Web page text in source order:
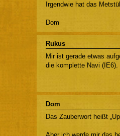
Irgendwie hat das
Dom
Rukus
Mir ist gerade etwas
die komplette Navi (IE6).
Dom
Das Zauberwort heißt